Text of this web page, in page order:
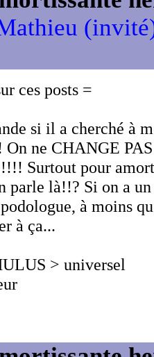
ces posts =
si il a cherché à
ne CHANGE
Surtout pour
parle là!!? Si on a un
à moins
à ça...
> universel